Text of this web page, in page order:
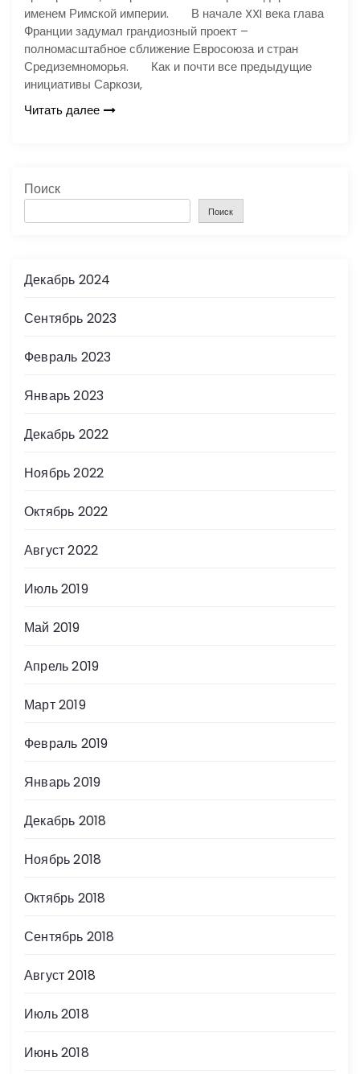
именем Римской империи. В начале XXI века глава
Франции задумал грандиозный проект –
полномасштабное сближение Евросоюза и стран
Средиземноморья. Как и почти все предыдущие
инициативы Саркози,
Читать далее
Поиск
Поиск
Декабрь 2024
Сентябрь 2023
Февраль 2023
Январь 2023
Декабрь 2022
Ноябрь 2022
Октябрь 2022
Август 2022
Июль 2019
Май 2019
Апрель 2019
Март 2019
Февраль 2019
Январь 2019
Декабрь 2018
Ноябрь 2018
Октябрь 2018
Сентябрь 2018
Август 2018
Июль 2018
Июнь 2018